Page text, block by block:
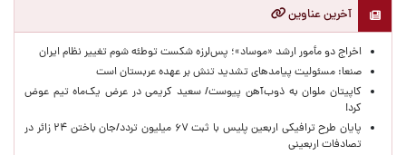
آخرین عناوین
اخراج دو مأمور ارشد «موساد»؛ پس‌لرزه شکست توطئه شوم تغییر نظام ایران
صنعا: مسئولیت پیامدهای تشدید تنش بر عهده عربستان است
کاپیتان ملوان به ذوب‌آهن پیوست/ سعید کریمی در عرض یک‌ماه تیم عوض
کرد!
پایان طرح ترافیکی اربعین پلیس با ثبت ۶۷ میلیون تردد/جان باختن ۲۴ زائر در
تصادفات اربعینی